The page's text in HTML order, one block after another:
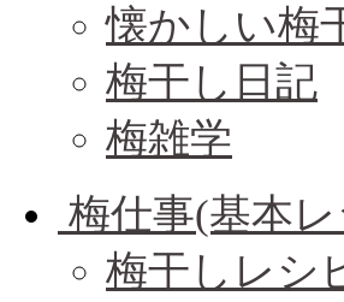
懐かしい梅
梅干し日記
梅雑学
梅仕事(基本
梅干しレシ